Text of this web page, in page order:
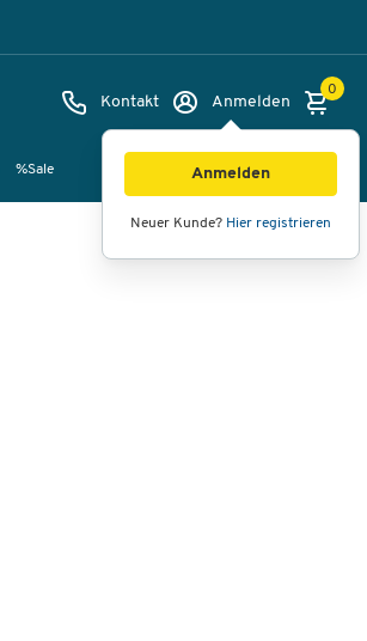
Kontakt Anmelden
Anmelden
Neuer Kunde? Hier registrieren
0
%Sale
360°-Ansicht